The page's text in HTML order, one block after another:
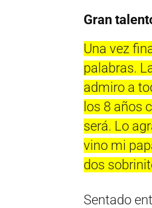
Gran
Una vez
palabras.
admiro a
los 8 años
será. Lo
vino mi
dos
Sentado